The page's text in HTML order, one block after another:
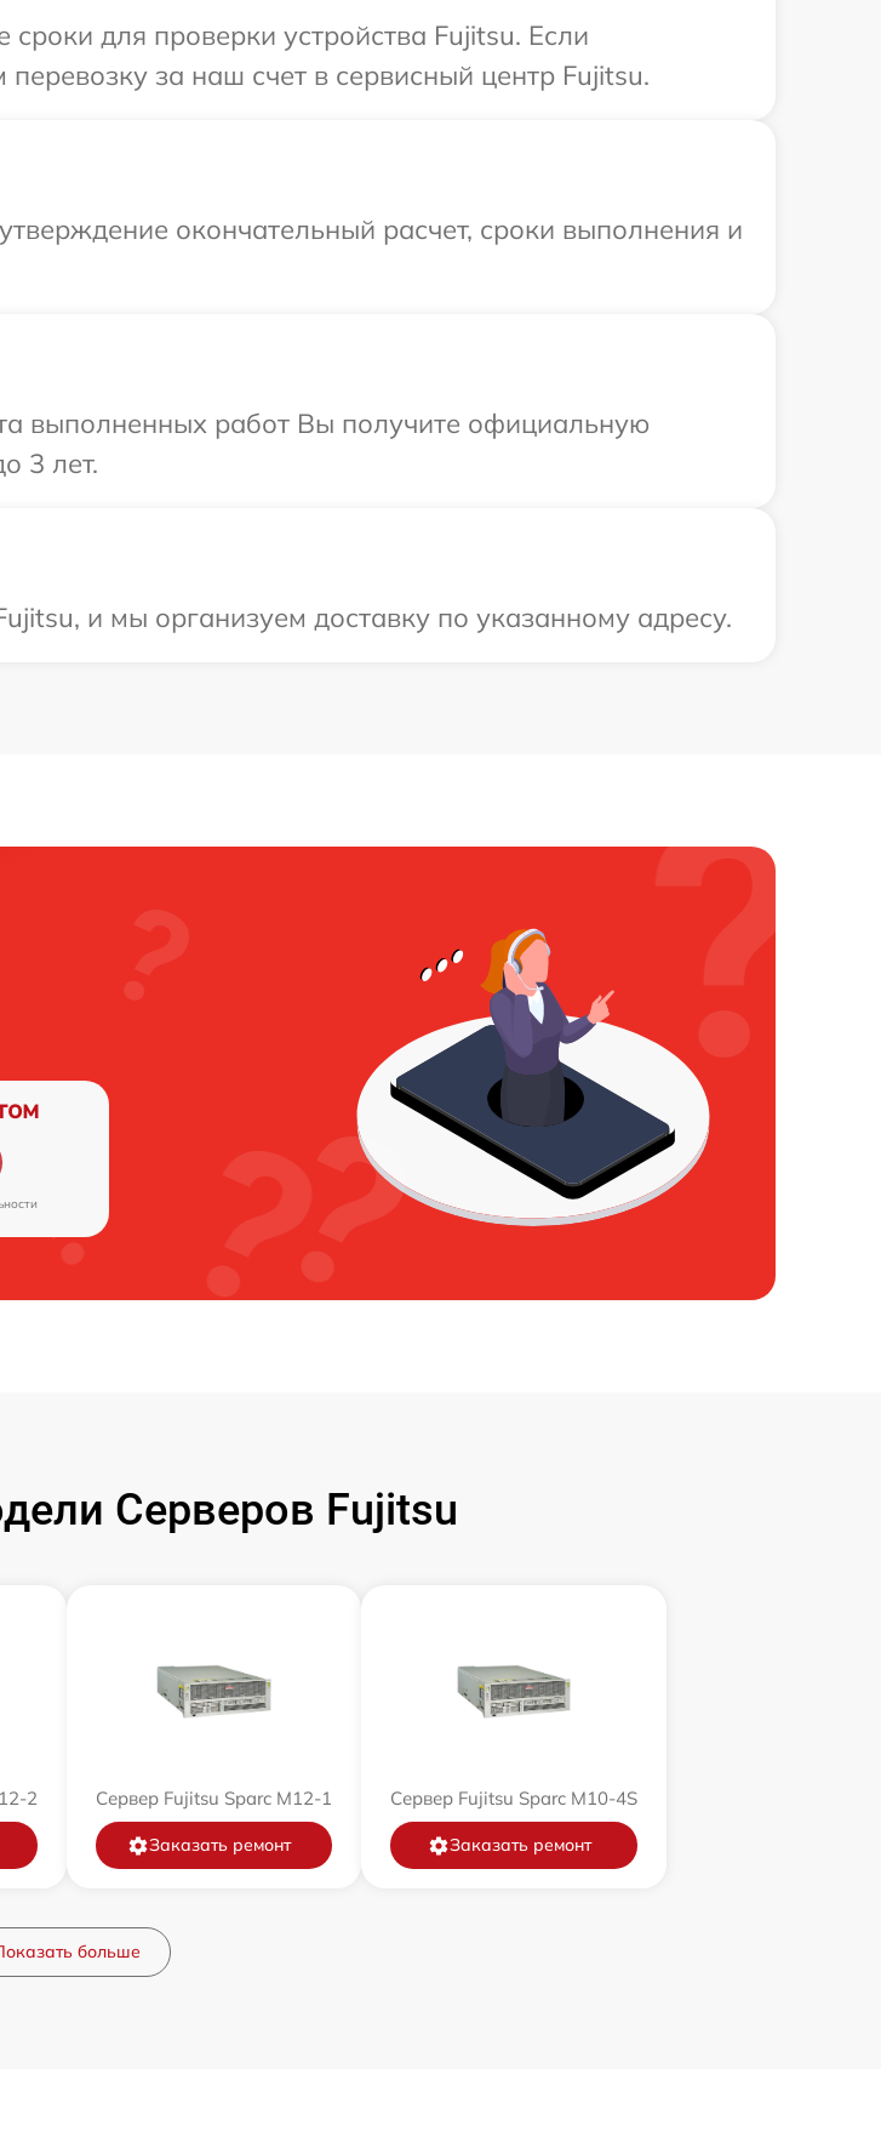
для проверки устройства Fujitsu. Если
за наш счет в сервисный центр Fujitsu.
окончательный расчет, сроки выполнения и
выполненных работ Вы получите официальную
3 лет.
и мы организуем доставку по указанному адресу.
Серверов Fujitsu
2 Сервер Fujitsu Sparc M12-1
Заказать ремонт
Сервер Fujitsu Sparc M10-4S
Заказать ремонт
больше